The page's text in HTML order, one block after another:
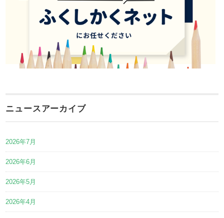
ニュースアーカイブ
2026年7月
2026年6月
2026年5月
2026年4月